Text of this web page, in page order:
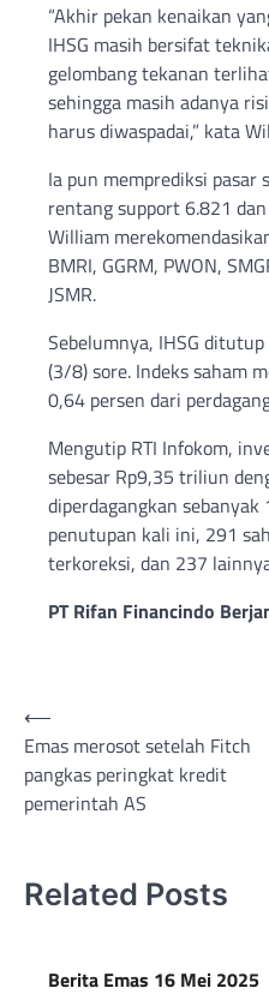
“Akhir pekan kenaikan
IHSG masih bersifat
gelombang tekanan
sehingga masih adanya
harus diwaspadai,” kata
Ia pun memprediksi pasar
rentang support 6.821
William
BMRI, GGRM, PWON,
JSMR.
Sebelumnya, IHSG
(3/8) sore. Indeks saham
0,64 persen dari
Mengutip RTI Infokom,
sebesar Rp9,35 triliun
diperdagangkan
penutupan kali ini, 291
terkoreksi, dan 237
PT Rifan Financindo
Post
navigation
⟵
Emas merosot setelah Fitch
pangkas peringkat kredit
pemerintah AS
Related Posts
Berita Emas 16 Mei 2025